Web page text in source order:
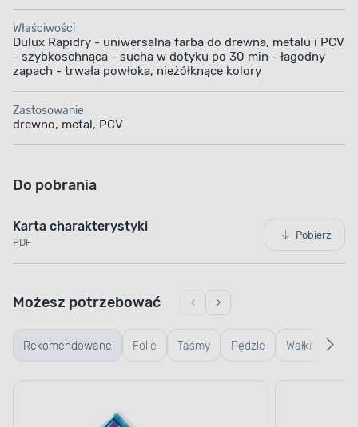
Właściwości
Dulux Rapidry - uniwersalna farba do drewna, metalu i PCV
- szybkoschnąca - sucha w dotyku po 30 min - łagodny
zapach - trwała powłoka, nieżółknące kolory
Zastosowanie
drewno, metal, PCV
Do pobrania
Karta charakterystyki
PDF
Pobierz
Rekomendowane Folie Taśmy Pędzle Wałki
Możesz potrzebować